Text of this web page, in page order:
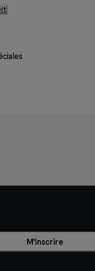
M’inscrire